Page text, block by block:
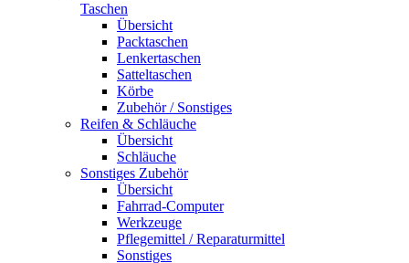
Taschen
Übersicht
Packtaschen
Lenkertaschen
Satteltaschen
Körbe
Zubehör / Sonstiges
Reifen & Schläuche
Übersicht
Schläuche
Sonstiges Zubehör
Übersicht
Fahrrad-Computer
Werkzeuge
Pflegemittel / Reparaturmittel
Sonstiges